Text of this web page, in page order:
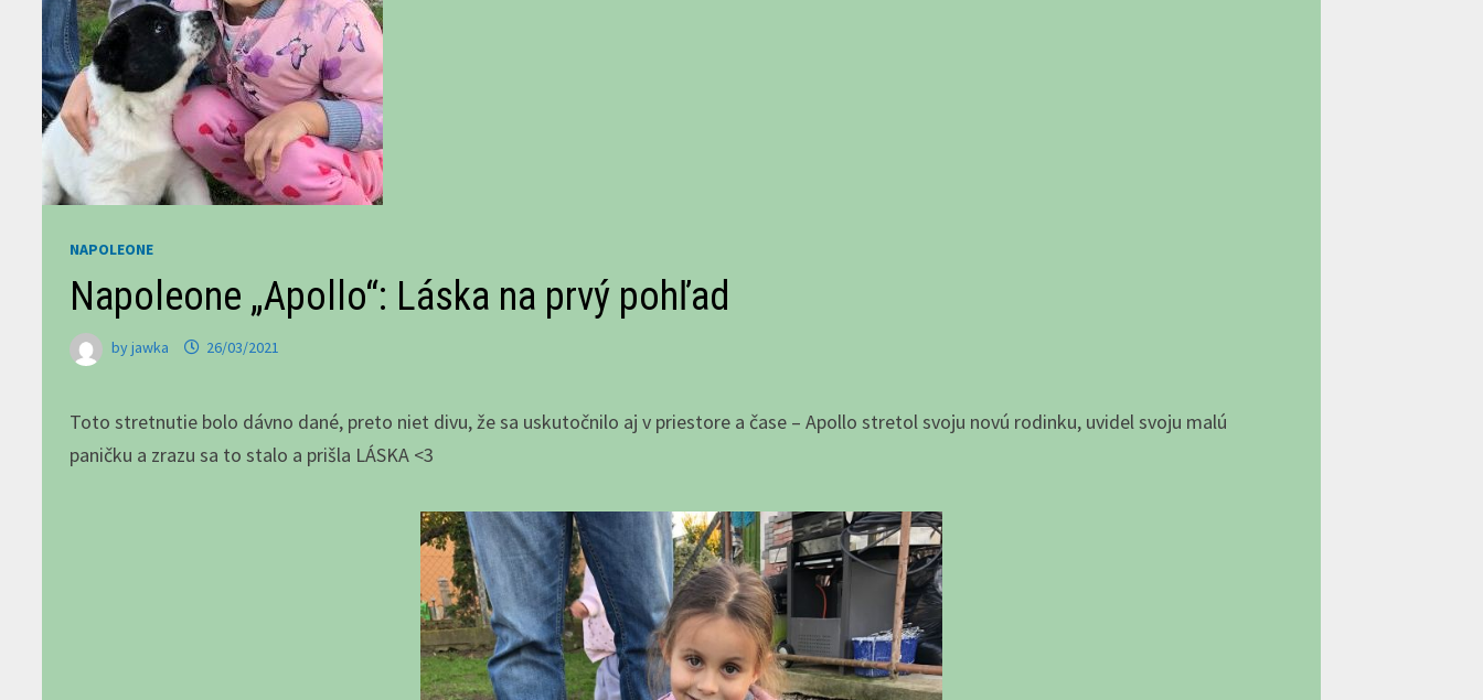
NAPOLEONE
Napoleone „Apollo“: Láska na prvý pohľad
byjawka 26/03/2021
Toto stretnutie bolo dávno dané, preto niet divu, že sa uskutočnilo aj v priestore a čase – Apollo stretol svoju novú rodinku, uvidel svoju malú
paničku a zrazu sa to stalo a prišla LÁSKA <3